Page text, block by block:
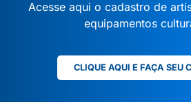
Acesse aqui o cadastro de
equipamentos
CLIQUE AQUI E FAÇA SEU